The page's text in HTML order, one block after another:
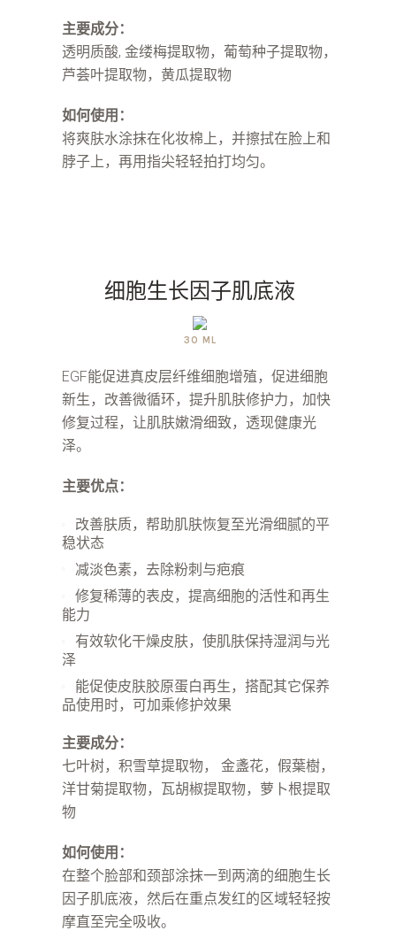
主要成分：
透明质酸, 金缕梅提取物，葡萄种子提取物，
芦荟叶提取物，黄瓜提取物
如何使用：
将爽肤水涂抹在化妆棉上，并擦拭在脸上和
脖子上，再用指尖轻轻拍打均匀。
细胞生长因子肌底液
30 ML
EGF能促进真皮层纤维细胞增殖，促进细胞
新生，改善微循环，提升肌肤修护力，加快
修复过程，让肌肤嫩滑细致，透现健康光
泽。
主要优点：
改善肤质，帮助肌肤恢复至光滑细腻的平
稳状态
减淡色素，去除粉刺与疤痕
修复稀薄的表皮，提高细胞的活性和再生
能力
有效软化干燥皮肤，使肌肤保持湿润与光
泽
能促使皮肤胶原蛋白再生，搭配其它保养
品使用时，可加乘修护效果
主要成分：
七叶树，积雪草提取物， 金盞花，假葉樹，
洋甘菊提取物，瓦胡椒提取物，萝卜根提取
物
如何使用：
在整个脸部和颈部涂抹一到两滴的细胞生长
因子肌底液，然后在重点发红的区域轻轻按
摩直至完全吸收。